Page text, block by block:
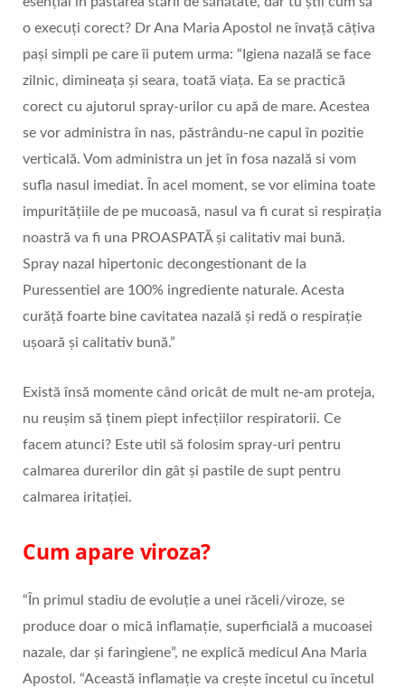
o execuți corect? Dr Ana Maria Apostol ne învață câțiva
pași simpli pe care îi putem urma: “Igiena nazală se face
zilnic, dimineața și seara, toată viața. Ea se practică
corect cu ajutorul spray-urilor cu apă de mare. Acestea
se vor administra în nas, păstrându-ne capul în pozitie
verticală. Vom administra un jet în fosa nazală si vom
sufla nasul imediat. În acel moment, se vor elimina toate
impuritățiile de pe mucoasă, nasul va fi curat si respirația
noastră va fi una PROASPATĂ și calitativ mai bună.
Spray nazal hipertonic decongestionant de la
Puressentiel are 100% ingrediente naturale. Acesta
curăță foarte bine cavitatea nazală și redă o respirație
ușoară și calitativ bună.”
Există însă momente când oricât de mult ne-am proteja,
nu reușim să ținem piept infecțiilor respiratorii. Ce
facem atunci? Este util să folosim spray-uri pentru
calmarea durerilor din gât și pastile de supt pentru
calmarea iritației.
Cum apare viroza?
“În primul stadiu de evoluție a unei răceli/viroze, se
produce doar o mică inflamație, superficială a mucoasei
nazale, dar și faringiene”, ne explică medicul Ana Maria
Apostol. “Această inflamație va crește încetul cu încetul